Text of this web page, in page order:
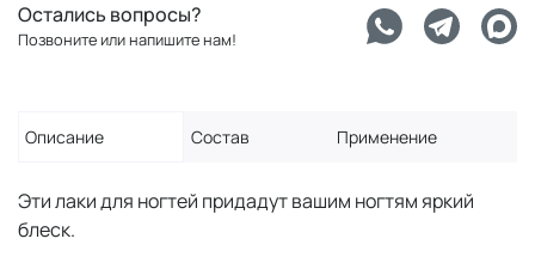
Остались вопросы?
Позвоните или напишите нам!
Описание Состав Применение
Эти лаки для ногтей придадут вашим ногтям яркий
блеск.